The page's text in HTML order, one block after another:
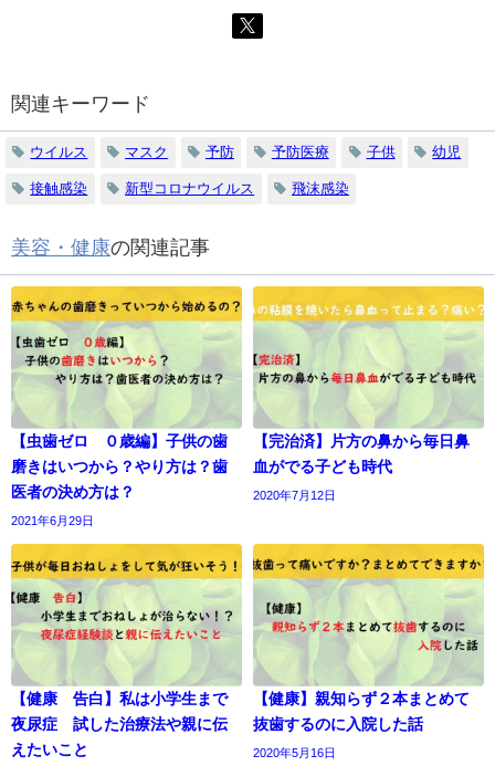
関連キーワード
ウイルス マスク 予防 予防医療 子供 幼児
接触感染 新型コロナウイルス 飛沫感染
美容・健康の関連記事
【虫歯ゼロ ０歳編】子供の歯
磨きはいつから？やり方は？歯
医者の決め方は？
2021年6月29日
【完治済】片方の鼻から毎日鼻
血がでる子ども時代
2020年7月12日
【健康 告白】私は小学生まで
夜尿症 試した治療法や親に伝
えたいこと
【健康】親知らず２本まとめて
抜歯するのに入院した話
2020年5月16日